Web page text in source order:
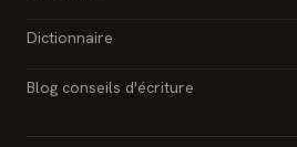
Dictionnaire
Blog conseils d'écriture